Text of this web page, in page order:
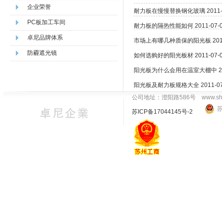
企业荣誉
PC板加工车间
卓尼品牌体系
防霾遮光镜
耐力板在慢慢替换钢化玻璃
耐力板的隔热性能如何 2011-07-
市场上有哪几种质保的阳光板
如何选购好的阳光板材 2011-07-
阳光板为什么会用在温室大棚中
阳光板及耐力板规格大全 2011-
公司地址：澄阳路586号
苏ICP备17044145号-2